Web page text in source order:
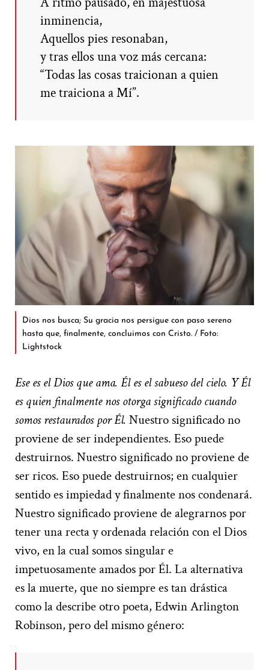
inminencia,
Aquellos pies resonaban,
y tras ellos una voz más cercana:
“Todas las cosas traicionan a quien
me traiciona a Mí”.
Dios nos busca; Su gracia nos persigue con paso sereno
hasta que, finalmente, concluimos con Cristo. / Foto:
Lightstock
Ese es el Dios que ama. Él es el sabueso del cielo. Y Él
es quien finalmente nos otorga significado cuando
somos restaurados por Él. Nuestro significado no
proviene de ser independientes. Eso puede
destruirnos. Nuestro significado no proviene de
ser ricos. Eso puede destruirnos; en cualquier
sentido es impiedad y finalmente nos condenará.
Nuestro significado proviene de alegrarnos por
tener una recta y ordenada relación con el Dios
vivo, en la cual somos singular e
impetuosamente amados por Él. La alternativa
es la muerte, que no siempre es tan drástica
como la describe otro poeta, Edwin Arlington
Robinson, pero del mismo género: